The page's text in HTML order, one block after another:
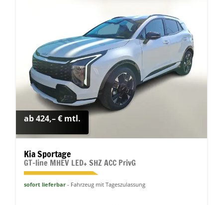
ab 424,– € mtl.
Kia Sportage
GT-line MHEV LED+ SHZ ACC PrivG
sofort lieferbar Fahrzeug mit Tageszulassung